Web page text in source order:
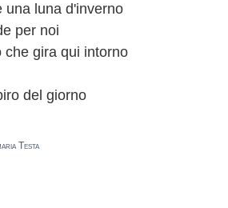
una luna d'inverno
per noi
che gira qui intorno
del giorno
Testa